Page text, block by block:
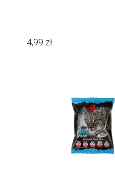
4,99 zł